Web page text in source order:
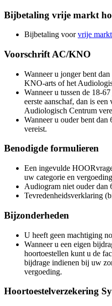
Bijbetaling vrije markt
Bijbetaling voorvrije
Voorschrift AC/KNO
Wanneer u jonger bent
KNO-arts of het
Wanneer u tussen de 18-
eerste aanschaf, dan is
Audiologisch Centrum
Wanneer u ouder bent dan
vereist.
Benodigde formulieren
Een ingevulde
uw categorie en
Audiogram niet ouder dan
Tevredenheidsverklaring
Bijzonderheden
U heeft geen machtiging
Wanneer u een eigen
hoortoestellen kunt u de
bijdrage indienen bij uw
vergoeding.
Hoortoestelverzekering